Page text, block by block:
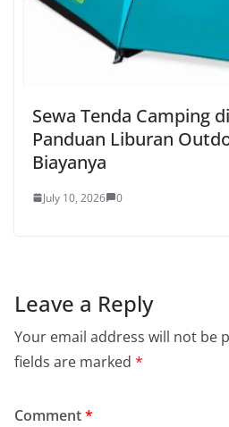
Sewa Tenda Camping
Panduan Liburan
Biayanya
July 10, 2026 0
Leave a Reply
Your email address will not be
fields are marked *
Comment*